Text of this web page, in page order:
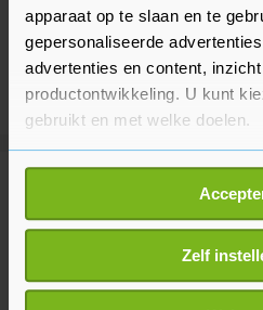
apparaat op te slaan en te
gepersonaliseerde
advertenties en content,
productontwikkeling. U kunt
gebruikt en met welke doelen.
Als u het toestaat, willen we
Informatie verzamelen
locatie, die tot een paar
Uw apparaat
scannen op specifieke
Zelf
Meer uit Binnenland
XR: klimaatactivisten
A12 in Den Haag